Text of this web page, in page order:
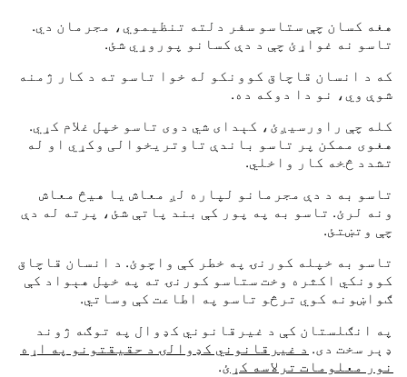
هغه کسان چې ستاسو سفر دلته تنظیموي، مجرمان دي.
تاسو نه غواړئ چې د دې کسانو پوروړي شئ.
که د انسان قاچاق کوونکو له خوا تاسو ته د کار ژمنه
شوې وي، نو دا دوکه ده.
کله چې راورسیږئ، کېدای شي دوی تاسو خپل غلام کړي.
هغوی ممکن پر تاسو باندې تاوتریخوالی وکړي او له
تشدد څخه کار واخلي.
تاسو به د دې مجرمانو لپاره لږ معاش یا هیڅ معاش
ونه لرئ. تاسو به په پور کې بند پاتې شئ، پرته له دې
چې وتښتئ.
تاسو به خپله کورنۍ په خطر کې واچوئ. د انسان قاچاق
کوونکي اکثره وخت ستاسو کورنۍ ته په خپل هېواد کې
ګواښونه کوي ترڅو تاسو په اطاعت کې وساتي.
په انګلستان کې د غیرقانوني کډوال په توګه ژوند
ډېر سخت دی. د غیرقانوني کډوالۍ د حقیقتونو په اړه
نور معلومات ترلاسه کړئ.